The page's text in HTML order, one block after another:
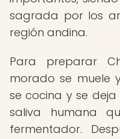
sagrada por los
región andina.
Para preparar
morado se muele
se cocina y se
saliva humana
fermentador.